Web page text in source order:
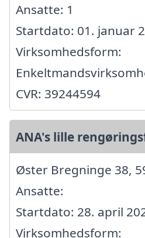
Ansatte: 1
Startdato: 01. januar
Virksomhedsform:
CVR: 39244594
ANA's lille
Øster Bregninge 38,
Ansatte:
Startdato: 28. april
Virksomhedsform: